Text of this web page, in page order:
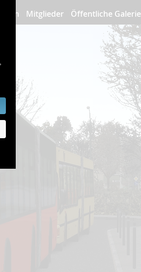
Mitglieder Öffentliche Galerie